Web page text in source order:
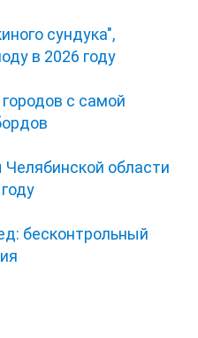
сундука",
в 2026 году
с самой
области
бесконтрольный